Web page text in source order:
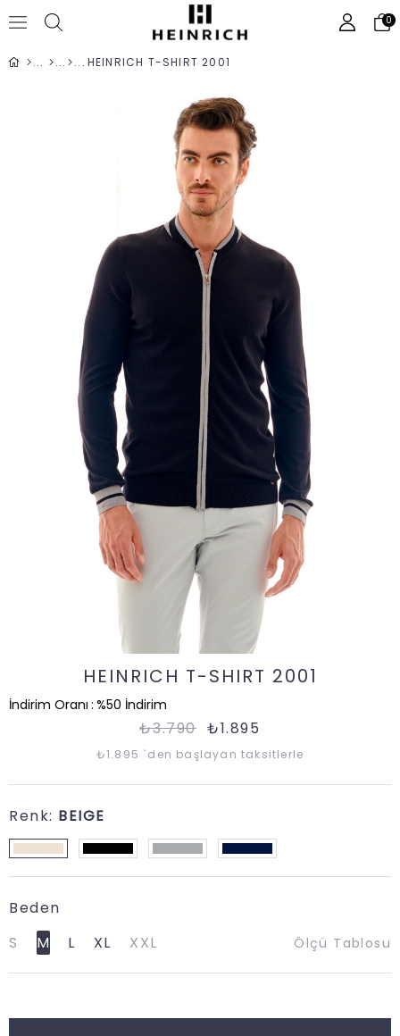
0
HEINRICH T-SHIRT 2001
HEINRICH T-SHIRT 2001
İndirim Oranı : %50 İndirim
₺3.790 ₺1.895
₺1.895 `den başlayan taksitlerle
Renk: BEIGE
Beden
S
M L XL XXL Ölçü Tablosu